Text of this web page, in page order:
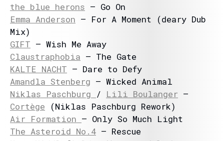
the blue herons – Go On
Emma Anderson – For A Moment (deary Dub
Mix)
GIFT – Wish Me Away
Claustraphobia – The Gate
KALTE NACHT – Dare to Defy
Amandla Stenberg – Wicked Animal
Niklas Paschburg / Lili Boulanger –
Cortège (Niklas Paschburg Rework)
Air Formation – Only So Much Light
The Asteroid No.4 – Rescue